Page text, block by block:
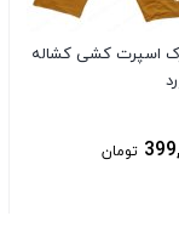
اسپرت کشی کشاله
تومان